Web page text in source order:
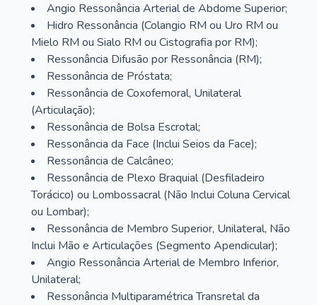
Angio Ressonância Arterial de Abdome Superior;
Hidro Ressonância (Colangio RM ou Uro RM ou
Mielo RM ou Sialo RM ou Cistografia por RM);
Ressonância Difusão por Ressonância (RM);
Ressonância de Próstata;
Ressonância de Coxofemoral, Unilateral
(Articulação);
Ressonância de Bolsa Escrotal;
Ressonância da Face (Inclui Seios da Face);
Ressonância de Calcâneo;
Ressonância de Plexo Braquial (Desfiladeiro
Torácico) ou Lombossacral (Não Inclui Coluna Cervical
ou Lombar);
Ressonância de Membro Superior, Unilateral, Não
Inclui Mão e Articulações (Segmento Apendicular);
Angio Ressonância Arterial de Membro Inferior,
Unilateral;
Ressonância Multiparamétrica Transretal da